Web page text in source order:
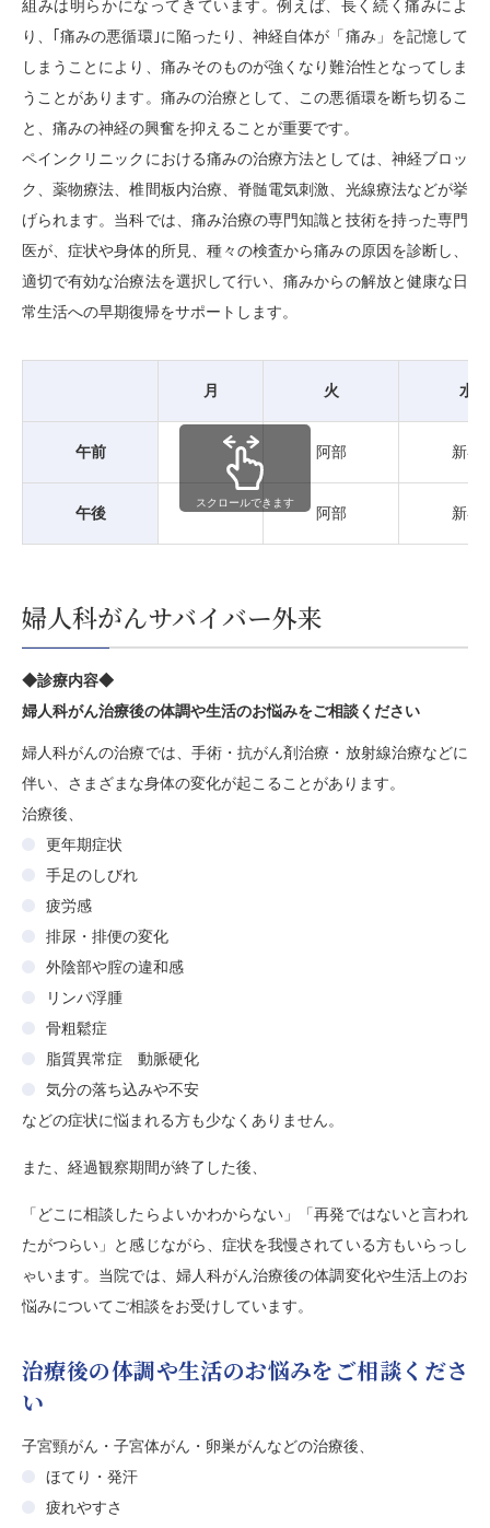
組みは明らかになってきています。例えば、長く続く痛みによ
り、｢痛みの悪循環｣に陥ったり、神経自体が「痛み」を記憶して
しまうことにより、痛みそのものが強くなり難治性となってしま
うことがあります。痛みの治療として、この悪循環を断ち切るこ
と、痛みの神経の興奮を抑えることが重要です。
ペインクリニックにおける痛みの治療方法としては、神経ブロッ
ク、薬物療法、椎間板内治療、脊髄電気刺激、光線療法などが挙
げられます。当科では、痛み治療の専門知識と技術を持った専門
医が、症状や身体的所見、種々の検査から痛みの原因を診断し、
適切で有効な治療法を選択して行い、痛みからの解放と健康な日
常生活への早期復帰をサポートします。
月 火 水
午前 阿部 新谷
午後 阿部 新谷
スクロールできます
婦人科がんサバイバー外来
◆診療内容◆
婦人科がん治療後の体調や生活のお悩みをご相談ください
婦人科がんの治療では、手術・抗がん剤治療・放射線治療などに
伴い、さまざまな身体の変化が起こることがあります。
治療後、
更年期症状
手足のしびれ
疲労感
排尿・排便の変化
外陰部や腟の違和感
リンパ浮腫
骨粗鬆症
脂質異常症 動脈硬化
気分の落ち込みや不安
などの症状に悩まれる方も少なくありません。
また、経過観察期間が終了した後、
「どこに相談したらよいかわからない」「再発ではないと言われ
たがつらい」と感じながら、症状を我慢されている方もいらっし
ゃいます。当院では、婦人科がん治療後の体調変化や生活上のお
悩みについてご相談をお受けしています。
治療後の体調や生活のお悩みをご相談くださ
い
子宮頸がん・子宮体がん・卵巣がんなどの治療後、
ほてり・発汗
疲れやすさ